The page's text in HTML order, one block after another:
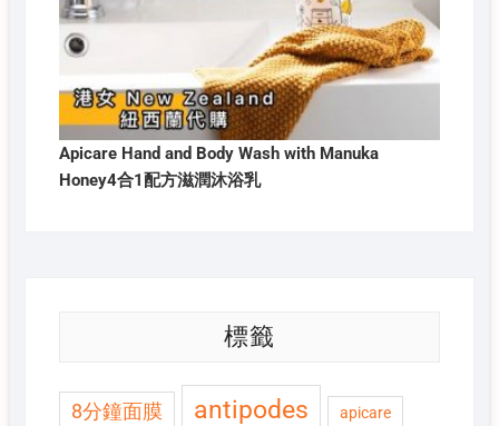
Apicare Hand and Body Wash with Manuka
Honey4合1配方滋潤沐浴乳
標籤
8分鐘面膜 antipodes apicare